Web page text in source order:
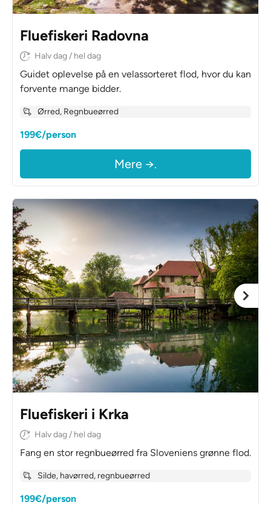
Fluefiskeri Radovna
Halv dag / hel dag
Guidet oplevelse på en velassorteret flod, hvor du kan
forvente mange bidder.
Ørred, Regnbueørred
199€/person
Mere →.
Fluefiskeri i Krka
Halv dag / hel dag
Fang en stor regnbueørred fra Sloveniens grønne flod.
Silde, havørred, regnbueørred
199€/person